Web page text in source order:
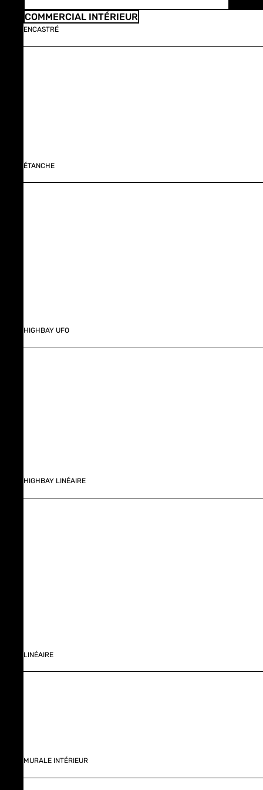
COMMERCIAL INTÉRIEUR
ENCASTRÉ
ÉTANCHE
HIGHBAY UFO
HIGHBAY LINÉAIRE
LINÉAIRE
MURALE INTÉRIEUR